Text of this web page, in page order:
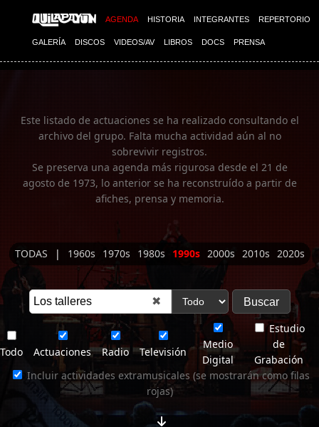
AGENDA HISTORIA INTEGRANTES REPERTORIO
GALERÍA DISCOS VIDEOS/AV LIBROS DOCS PRENSA
Imagen 01
Este listado de actuaciones se ha realizado consultando el
archivo del grupo. Falta mucha actividad aún al no
sobrevivir registros.
Se preserva una agenda más rigurosa desde el 21 de
agosto de 1973, lo anterior se ha reconstruído a partir de
afiches, prensa y memoria.
TODAS | 1960s 1970s 1980s 1990s 2000s 2010s 2020s
✖
Todo Actuaciones Radio Televisión
Medio
Digital
Estudio
de
Grabación
Incluir actividades extramusicales (se mostrarán como filas
rojas)